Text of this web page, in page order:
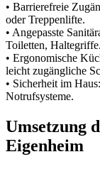
• Barrierefreie
oder Treppenlifte.
• Angepasste
Toiletten, Haltegriffe.
• Ergonomische
leicht zugängliche
• Sicherheit im
Notrufsysteme.
Umsetzung
Eigenheim